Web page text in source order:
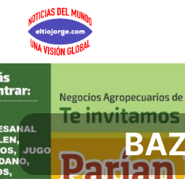
Saltar
contenido